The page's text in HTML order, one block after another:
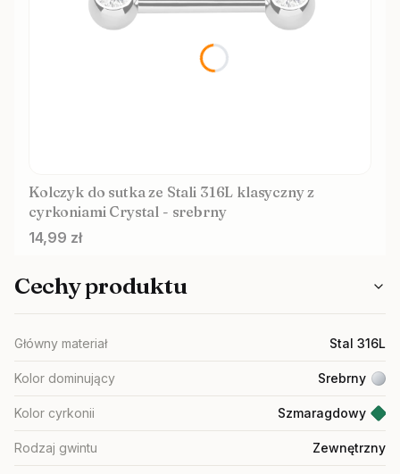
Kolczyk do sutka ze Stali 316L klasyczny z
cyrkoniami Crystal - srebrny
Cena
14,99 zł
Cechy produktu
Główny materiał Stal 316L
Kolor dominujący Srebrny
Kolor cyrkonii Szmaragdowy
Rodzaj gwintu Zewnętrzny